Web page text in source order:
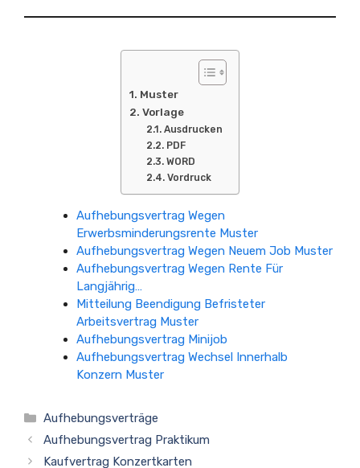
Muster
Vorlage
Ausdrucken
PDF
WORD
Vordruck
Aufhebungsvertrag Wegen
Erwerbsminderungsrente Muster
Aufhebungsvertrag Wegen Neuem Job Muster
Aufhebungsvertrag Wegen Rente Für
Langjährig…
Mitteilung Beendigung Befristeter
Arbeitsvertrag Muster
Aufhebungsvertrag Minijob
Aufhebungsvertrag Wechsel Innerhalb
Konzern Muster
Kategorien
Aufhebungsverträge
Aufhebungsvertrag Praktikum
Kaufvertrag Konzertkarten